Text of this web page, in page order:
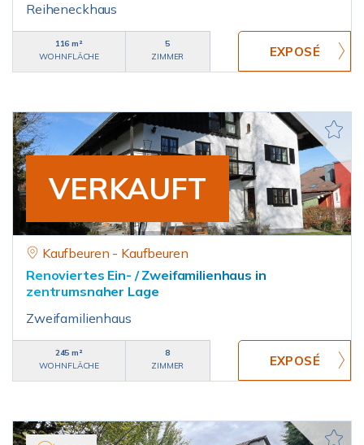
Reiheneckhaus
116 m²
WOHNFLÄCHE
5
ZIMMER
VERKAUFT
Kaufbeuren - Kaufbeuren
Renoviertes Ein- / Zweifamilienhaus in
zentrumsnaher Lage
Zweifamilienhaus
245 m²
WOHNFLÄCHE
8
ZIMMER